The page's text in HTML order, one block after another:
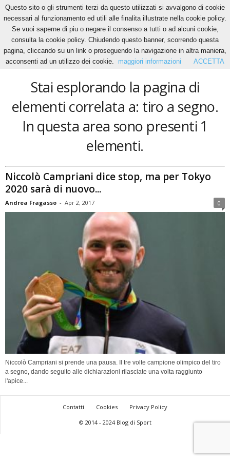
Home Tags Tiro a segno
tiro a segno
Stai esplorando la pagina di
elementi correlata a: tiro a segno.
In questa area sono presenti 1
elementi.
Niccolò Campriani dice stop, ma per Tokyo
2020 sarà di nuovo...
Andrea Fragasso - Apr 2, 2017 0
Niccolò Campriani si prende una pausa. Il tre volte campione olimpico del tiro
a segno, dando seguito alle dichiarazioni rilasciate una volta raggiunto
l'apice...
Contatti Cookies
Privacy Policy
© 2014 - 2024 Blog di Sport
Questo sito o gli strumenti terzi da questo utilizzati si avvalgono di cookie
necessari al funzionamento ed utili alle finalita illustrate nella cookie policy.
Se vuoi saperne di piu o negare il consenso a tutti o ad alcuni cookie,
consulta la cookie policy. Chiudendo questo banner, scorrendo questa
pagina, cliccando su un link o proseguendo la navigazione in altra maniera,
acconsenti ad un utilizzo dei cookie.
maggiori informazioni ACCETTA